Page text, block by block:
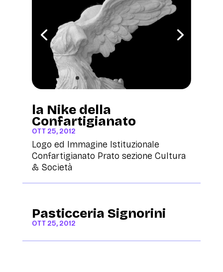
la Nike della
Confartigianato
OTT 25, 2012
Logo ed Immagine Istituzionale
Confartigianato Prato sezione Cultura
& Società
Pasticceria Signorini
OTT 25, 2012